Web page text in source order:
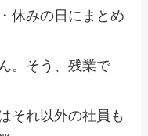
休みの日にまとめ
。そう、残業で
それ以外の社員も